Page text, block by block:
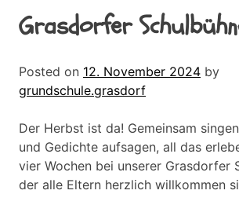
Grasdorfer
Posted on 12. November 2024 by
grundschule.grasdorf
Der Herbst ist da! Gemeinsam
und Gedichte aufsagen, all das
vier Wochen bei unserer Grasdorfer
der alle Eltern herzlich willkommen